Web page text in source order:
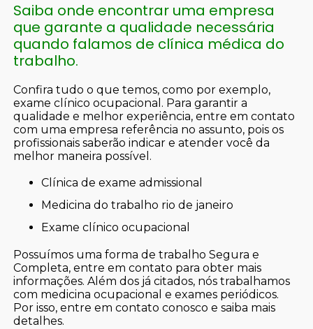
Saiba onde encontrar uma empresa
que garante a qualidade necessária
quando falamos de clínica médica do
trabalho.
Confira tudo o que temos, como por exemplo,
exame clínico ocupacional. Para garantir a
qualidade e melhor experiência, entre em contato
com uma empresa referência no assunto, pois os
profissionais saberão indicar e atender você da
melhor maneira possível.
clínica de exame admissional
medicina do trabalho rio de janeiro
exame clínico ocupacional
Possuímos uma forma de trabalho Segura e
Completa, entre em contato para obter mais
informações. Além dos já citados, nós trabalhamos
com medicina ocupacional e exames periódicos.
Por isso, entre em contato conosco e saiba mais
detalhes.